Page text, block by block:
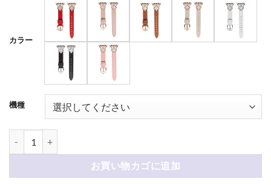
カラー
機種
お買い物カゴに追加